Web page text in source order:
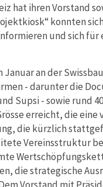
hat ihren Vorstand
konnten
und sich für
an der
- darunter die
Supsi - sowie rund
erreicht, die eine
die kürzlich
Vereinsstruktur
die strategische